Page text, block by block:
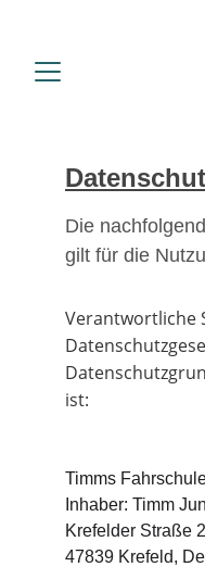
Die
gilt für die
Verantwortliche
ist:
Timms
Inhaber: Timm
Krefelder Straße
47839 Krefeld,